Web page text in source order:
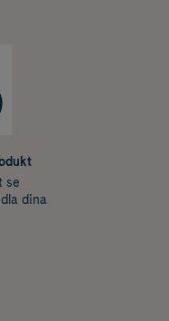
se
dina